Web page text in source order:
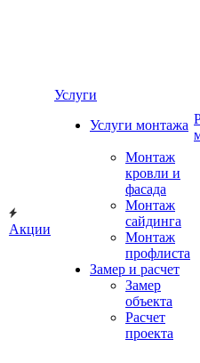
Акции
Услуги
Услуги монтажа
Монтаж
кровли и
фасада
Монтаж
сайдинга
Монтаж
профлиста
Замер и расчет
Замер
объекта
Расчет
проекта